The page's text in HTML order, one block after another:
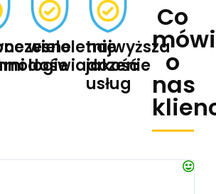
Co
o
nas
wieloletnie
doświadczenie
najwyższa
jakość
usług